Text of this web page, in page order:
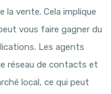
la vente. Cela implique
vous faire gagner du
Les agents
réseau de contacts et
local, ce qui peut